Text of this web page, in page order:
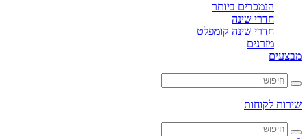
הנמכרים ביותר
חדרי שינה
חדרי שינה קומפלט
מזרנים
לקוחות